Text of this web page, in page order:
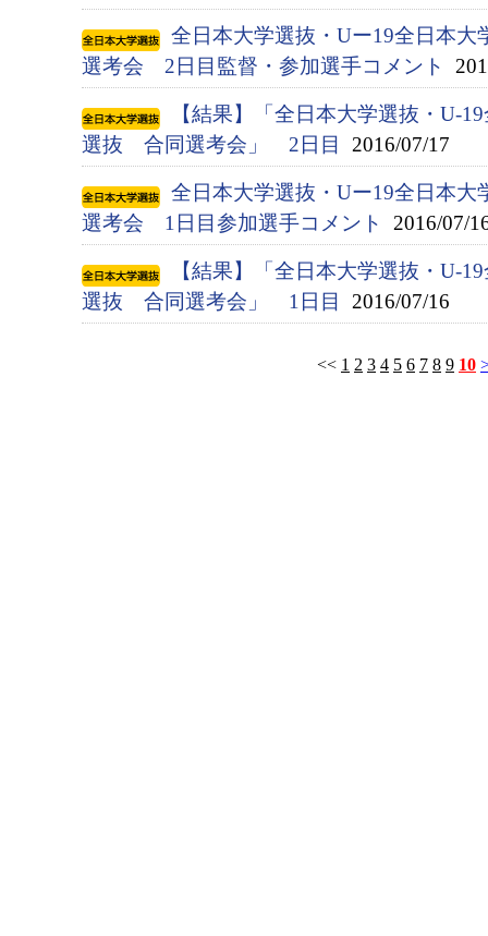
全日本大学選抜・Uー19全日本大
選考会 2日目監督・参加選手コメント
【結果】「全日本大学選抜・U-
選抜 合同選考会」 2日目
2016/07/17
全日本大学選抜・Uー19全日本大
選考会 1日目参加選手コメント
2016/07/
【結果】「全日本大学選抜・U-
選抜 合同選考会」 1日目
2016/07/16
<< 1 2 3 4 5 6 7 8 9 10